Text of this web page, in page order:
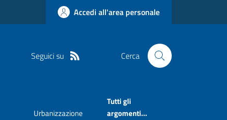
Accedi all'area personale
Seguici su Cerca
Urbanizzazione
Tutti gli
argomenti...